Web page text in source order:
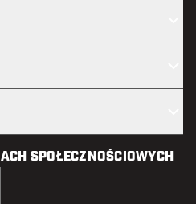
SPOŁECZNOŚCIOWYCH